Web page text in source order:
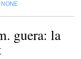
NONE
guera: la